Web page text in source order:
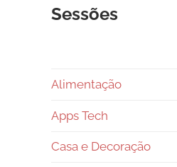
Sessões
Alimentação
Apps Tech
Casa e Decoração